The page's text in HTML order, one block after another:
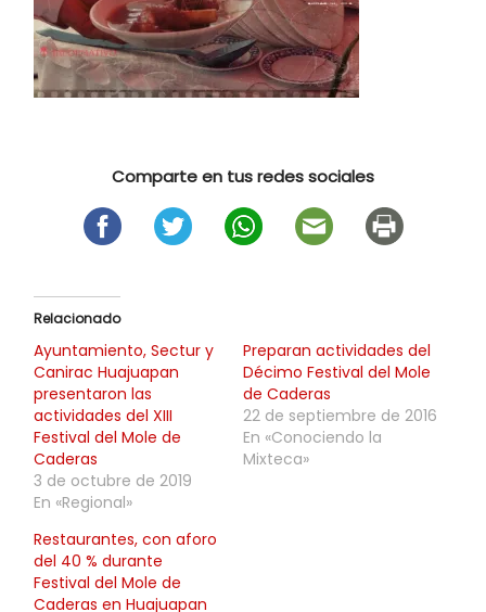
Comparte en tus redes sociales
Relacionado
Ayuntamiento, Sectur y
Canirac Huajuapan
presentaron las
actividades del XIII
Festival del Mole de
Caderas
3 de octubre de 2019
En «Regional»
Preparan actividades del
Décimo Festival del Mole
de Caderas
22 de septiembre de 2016
En «Conociendo la
Mixteca»
Restaurantes, con aforo
del 40 % durante
Festival del Mole de
Caderas en Huajuapan